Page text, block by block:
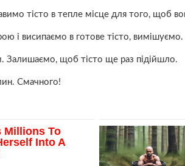
тісто в тепле місце для того, щоб
і висипаємо в готове тісто, вимішуємо.
Залишаємо, щоб тісто ще раз підійшло.
Смачного!